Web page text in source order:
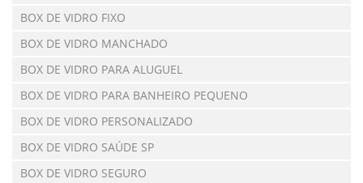
BOX DE VIDRO FIXO
BOX DE VIDRO MANCHADO
BOX DE VIDRO PARA ALUGUEL
BOX DE VIDRO PARA BANHEIRO PEQUENO
BOX DE VIDRO PERSONALIZADO
BOX DE VIDRO SAÚDE SP
BOX DE VIDRO SEGURO